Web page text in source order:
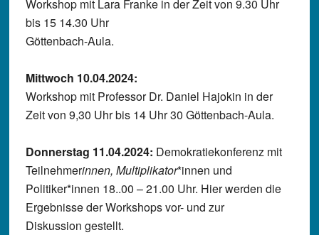
Workshop mit Lara Franke in der Zeit von 9.30 Uhr
bis 15 14.30 Uhr
Göttenbach-Aula.
Mittwoch 10.04.2024:
Workshop mit Professor Dr. Daniel Hajokin in der
Zeit von 9,30 Uhr bis 14 Uhr 30 Göttenbach-Aula.
Donnerstag 11.04.2024: Demokratiekonferenz mit
Teilnehmerinnen, Multiplikator*innen und
Politiker*innen 18..00 – 21.00 Uhr. Hier werden die
Ergebnisse der Workshops vor- und zur
Diskussion gestellt.